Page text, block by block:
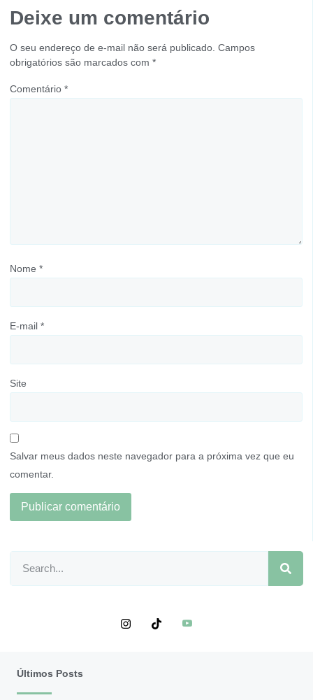
Deixe um comentário
O seu endereço de e-mail não será publicado. Campos
obrigatórios são marcados com *
Comentário *
Nome *
E-mail *
Site
Salvar meus dados neste navegador para a próxima vez que eu
comentar.
Últimos Posts